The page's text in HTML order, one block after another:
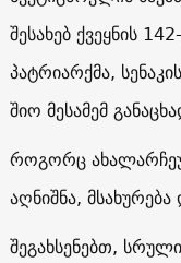
შესახებ ქვეყნის
პატრიარქმა,
შიო მესამემ
როგორც
აღნიშნა,
შეგახსენებთ,